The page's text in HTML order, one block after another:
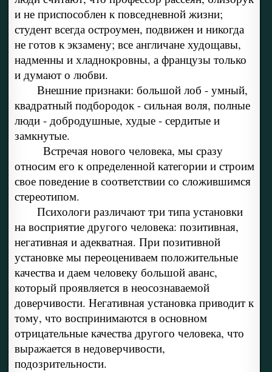
и не приспособлен к повседневной жизни;
студент всегда остроумен, подвижен и никогда
не готов к экзамену; все англичане худощавы,
надменны и хладнокровны, а французы только
и думают о любви.
Внешние признаки: большой лоб - умный,
квадратный подбородок - сильная воля, полные
люди - добродушные, худые - сердитые и
замкнутые.
Встречая нового человека, мы сразу
относим его к определенной категории и строим
свое поведение в соответствии со сложившимся
стереотипом.
Психологи различают три типа установки
на восприятие другого человека: позитивная,
негативная и адекватная. При позитивной
установке мы переоцениваем положительные
качества и даем человеку большой аванс,
который проявляется в неосознаваемой
доверчивости. Негативная установка приводит к
тому, что воспринимаются в основном
отрицательные качества другого человека, что
выражается в недоверчивости,
подозрительности.